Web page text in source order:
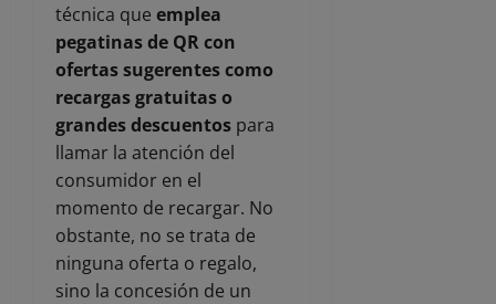
técnica que emplea
pegatinas de QR con
ofertas sugerentes como
recargas gratuitas o
grandes descuentos para
llamar la atención del
consumidor en el
momento de recargar. No
obstante, no se trata de
ninguna oferta o regalo,
sino la concesión de un